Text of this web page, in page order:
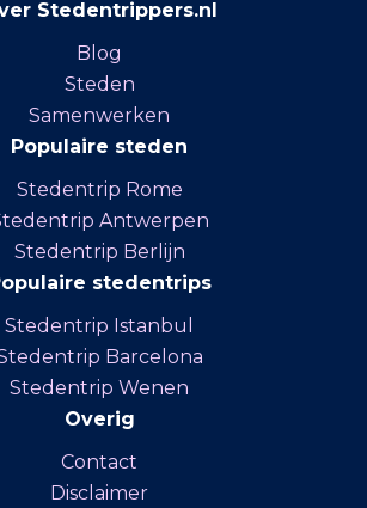
Stedentrippers.nl
Blog
Steden
Samenwerken
Populaire steden
Stedentrip Rome
Antwerpen
Stedentrip Berlijn
stedentrips
Stedentrip Istanbul
Barcelona
Stedentrip Wenen
Overig
Contact
Disclaimer